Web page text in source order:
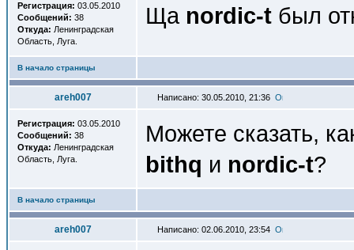
Регистрация: 03.05.2010
Сообщений: 38
Откуда: Ленинградская
Область, Луга.
Ща nordic-t был
В начало страницы
areh007 Написано: 30.05.2010, 21:36
Регистрация: 03.05.2010
Сообщений: 38
Откуда: Ленинградская
Область, Луга.
Можете сказать,
bithq и nordic-t?
В начало страницы
areh007 Написано: 02.06.2010, 23:54